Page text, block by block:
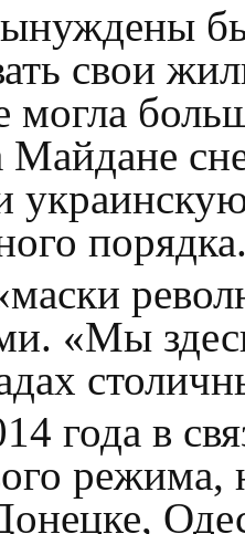
свои
могла
Майдане
«Мы
года в
режима,